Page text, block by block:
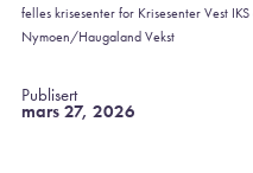
felles krisesenter for Krisesenter Vest
Nymoen/Haugaland Vekst
Publisert
mars 27, 2026